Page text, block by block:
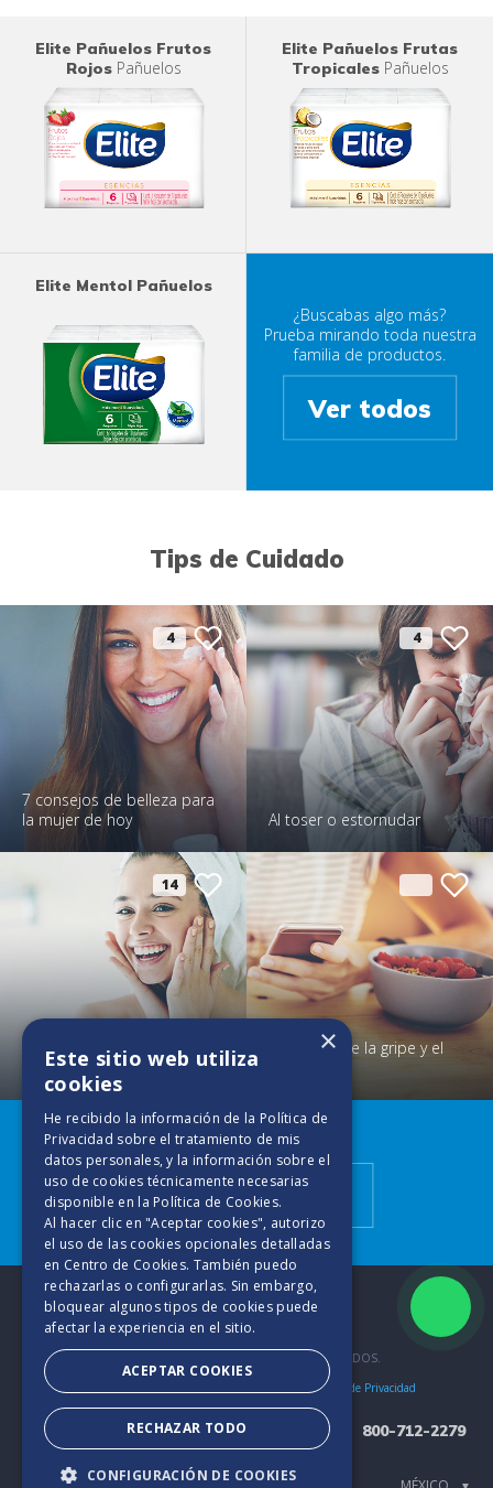
Elite Pañuelos Frutos
RojosPañuelos
Elite Pañuelos Frutas
TropicalesPañuelos
Elite Mentol Pañuelos
¿Buscabas algo más?
Prueba mirando toda nuestra
familia de productos.
Ver todos
Tips de Cuidado
4
7 consejos de belleza para
la mujer de hoy
4
Al toser o estornudar
14
Consejos para una piel seca
Cuidados de la gripe y el
Descubre más
Tips de Cuidado
2025. TODOS LOS DERECHOS RESERVADOS.
Políticas de Privacidad
800-712-2279
×
Este sitio web utiliza
cookies
He recibido la información de la Política de
Privacidad sobre el tratamiento de mis
datos personales, y la información sobre el
uso de cookies técnicamente necesarias
disponible en la Política de Cookies.
Al hacer clic en "Aceptar cookies", autorizo
el uso de las cookies opcionales detalladas
en Centro de Cookies. También puedo
rechazarlas o configurarlas. Sin embargo,
bloquear algunos tipos de cookies puede
afectar la experiencia en el sitio.
ACEPTAR COOKIES
RECHAZAR TODO
CONFIGURACIÓN DE COOKIES